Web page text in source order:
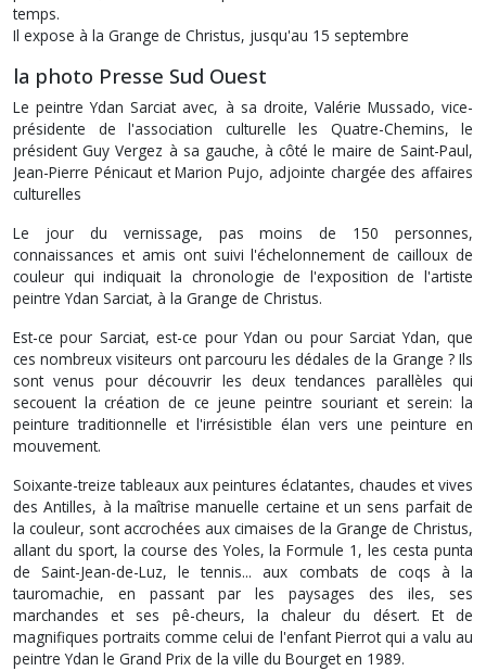
temps.
Il expose à la Grange de Christus, jusqu'au 15 septembre
la photo Presse Sud Ouest
Le peintre Ydan Sarciat avec, à sa droite, Valérie Mussado, vice-
présidente de l'association culturelle les Quatre-Chemins, le
président Guy Vergez à sa gauche, à côté le maire de Saint-Paul,
Jean-Pierre Pénicaut et Marion Pujo, adjointe chargée des affaires
culturelles
Le jour du vernissage, pas moins de 150 personnes,
connaissances et amis ont suivi l'échelonnement de cailloux de
couleur qui indiquait la chronologie de l'exposition de l'artiste
peintre Ydan Sarciat, à la Grange de Christus.
Est-ce pour Sarciat, est-ce pour Ydan ou pour Sarciat Ydan, que
ces nombreux visiteurs ont parcouru les dédales de la Grange ? Ils
sont venus pour découvrir les deux tendances parallèles qui
secouent la création de ce jeune peintre souriant et serein: la
peinture traditionnelle et l'irrésistible élan vers une peinture en
mouvement.
Soixante-treize tableaux aux peintures éclatantes, chaudes et vives
des Antilles, à la maîtrise manuelle certaine et un sens parfait de
la couleur, sont accrochées aux cimaises de la Grange de Christus,
allant du sport, la course des Yoles, la Formule 1, les cesta punta
de Saint-Jean-de-Luz, le tennis... aux combats de coqs à la
tauromachie, en passant par les paysages des iles, ses
marchandes et ses pê-cheurs, la chaleur du désert. Et de
magnifiques portraits comme celui de l'enfant Pierrot qui a valu au
peintre Ydan le Grand Prix de la ville du Bourget en 1989.